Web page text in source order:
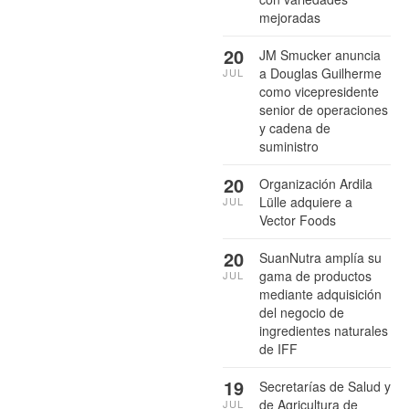
mejoradas
JM Smucker anuncia
a Douglas Guilherme
como vicepresidente
senior de operaciones
y cadena de
suministro
20
JUL
Organización Ardila
Lülle adquiere a
Vector Foods
20
JUL
SuanNutra amplía su
gama de productos
mediante adquisición
del negocio de
ingredientes naturales
de IFF
20
JUL
Secretarías de Salud y
de Agricultura de
19
JUL